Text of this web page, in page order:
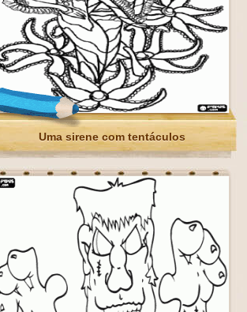
Uma sirene com tentáculos